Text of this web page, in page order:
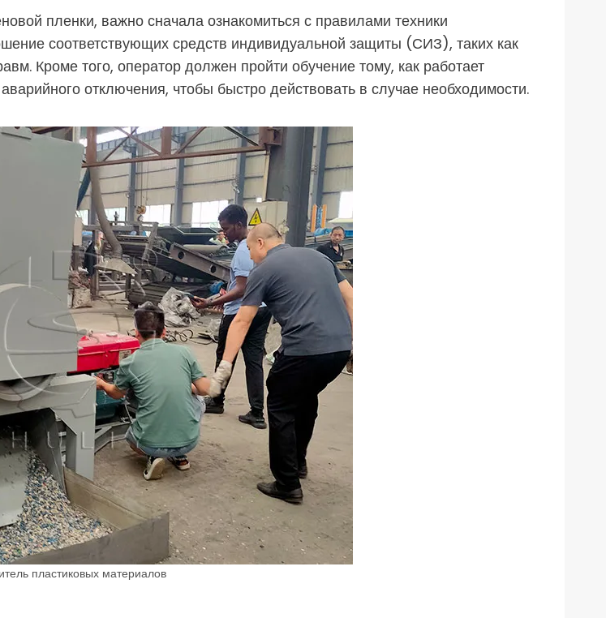
пленки, важно сначала ознакомиться с правилами техники
соответствующих средств индивидуальной защиты (СИЗ), таких как
Кроме того, оператор должен пройти обучение тому, как работает
отключения, чтобы быстро действовать в случае необходимости.
пластиковых материалов